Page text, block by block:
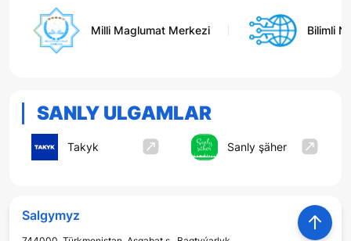
Milli Maglumat Merkezi Bilimli
SANLY ULGAMLAR
Takyk Sanly şäher
Salgymyz